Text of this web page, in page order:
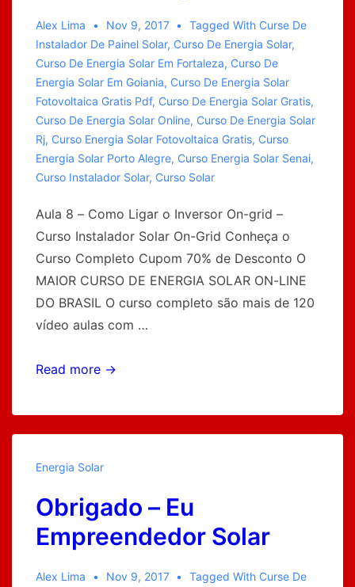
Alex Lima Nov 9, 2017 Tagged With Curse De
Instalador De Painel Solar, Curso De Energia Solar,
Curso De Energia Solar Em Fortaleza, Curso De
Energia Solar Em Goiania, Curso De Energia Solar
Fotovoltaica Gratis Pdf, Curso De Energia Solar Gratis,
Curso De Energia Solar Online, Curso De Energia Solar
Rj, Curso Energia Solar Fotovoltaica Gratis, Curso
Energia Solar Porto Alegre, Curso Energia Solar Senai,
Curso Instalador Solar, Curso Solar
Aula 8 – Como Ligar o Inversor On-grid –
Curso Instalador Solar On-Grid Conheça o
Curso Completo Cupom 70% de Desconto O
MAIOR CURSO DE ENERGIA SOLAR ON-LINE
DO BRASIL O curso completo são mais de 120
vídeo aulas com …
Curso
Solar
Grátis
o
Inversor
On-
grid
Read more →
Energia Solar
Obrigado – Eu
Empreendedor Solar
Alex Lima Nov 9, 2017 Tagged With Curse De